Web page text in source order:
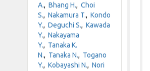
A.,Bhang H.,Choi
S.,Nakamura T.,Kondo
Y.,Deguchi S.,Kawada
Y.,Nakayama
Y., Tanaka K.
N., Tanaka N., Togano
Y.,Kobayashi N.,Nori